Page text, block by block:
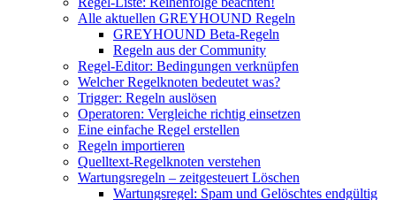
Alle aktuellen GREYHOUND Regeln
GREYHOUND Beta-Regeln
Regeln aus der Community
Regel-Editor: Bedingungen verknüpfen
Welcher Regelknoten bedeutet was?
Trigger: Regeln auslösen
Operatoren: Vergleiche richtig einsetzen
Eine einfache Regel erstellen
Regeln importieren
Quelltext-Regelknoten verstehen
Wartungsregeln – zeitgesteuert Löschen
Wartungsregel: Spam und Gelöschtes endgültig